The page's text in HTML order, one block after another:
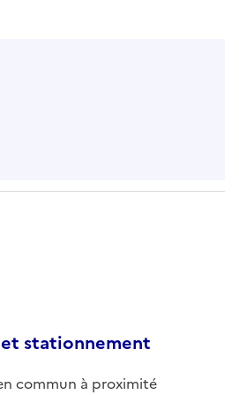
stationnement
commun à proximité